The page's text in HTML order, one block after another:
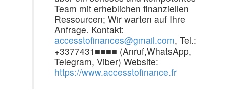
Team mit erheblichen finanziellen
Ressourcen; Wir warten auf Ihre
Anfrage. Kontakt:
accesstofinances@gmail.com, Tel.:
+3377431■■■■ (Anruf,WhatsApp,
Telegram, Viber) Website:
https://www.accesstofinance.fr